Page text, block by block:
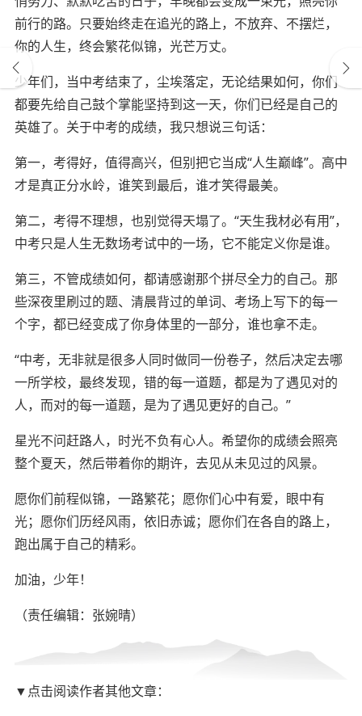
前行的路。只要始终走在追光的路上，不放弃、不摆烂，
你的人生，终会繁花似锦，光芒万丈。
少年们，当中考结束了，尘埃落定，无论结果如何，你们
都要先给自己鼓个掌能坚持到这一天，你们已经是自己的
英雄了。关于中考的成绩，我只想说三句话：
第一，考得好，值得高兴，但别把它当成“人生巅峰”。高中
才是真正分水岭，谁笑到最后，谁才笑得最美。
第二，考得不理想，也别觉得天塌了。 “天生我材必有用”，
中考只是人生无数场考试中的一场，它不能定义你是谁。
第三，不管成绩如何，都请感谢那个拼尽全力的自己。那
些深夜里刷过的题、清晨背过的单词、考场上写下的每一
个字，都已经变成了你身体里的一部分，谁也拿不走。
“中考，无非就是很多人同时做同一份卷子，然后决定去哪
一所学校，最终发现，错的每一道题，都是为了遇见对的
人，而对的每一道题，是为了遇见更好的自己。 ”
星光不问赶路人，时光不负有心人。希望你的成绩会照亮
整个夏天，然后带着你的期许，去见从未见过的风景。
愿你们前程似锦，一路繁花；愿你们心中有爱，眼中有
光；愿你们历经风雨，依旧赤诚；愿你们在各自的路上，
跑出属于自己的精彩。
加油，少年！
（责任编辑：张婉晴）
▼点击阅读作者其他文章：